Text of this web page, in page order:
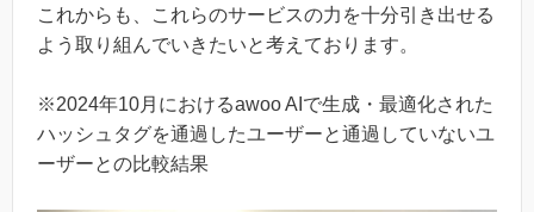
これからも、これらのサービスの力を十分引き出せる
よう取り組んでいきたいと考えております。
※2024年10月におけるawoo AIで生成・最適化された
ハッシュタグを通過したユーザーと通過していないユ
ーザーとの比較結果